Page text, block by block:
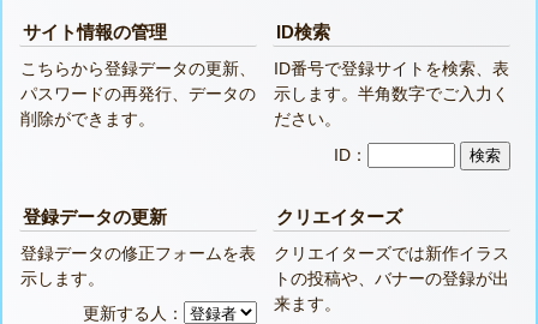
サイト情報の管理
こちらから登録データの更新、
パスワードの再発行、データの
削除ができます。
ID検索
ID番号で登録サイトを検索、表
示します。半角数字でご入力く
ださい。
ID：
登録データの更新
登録データの修正フォームを表
示します。
更新する人：
クリエイターズ
クリエイターズでは新作イラス
トの投稿や、バナーの登録が出
来ます。